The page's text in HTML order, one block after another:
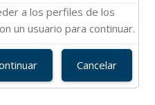
a los perfiles de los
un usuario para continuar.
Cancelar